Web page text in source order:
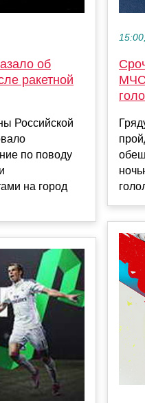
об
ракетной
Российской
по поводу
на город
МЧС